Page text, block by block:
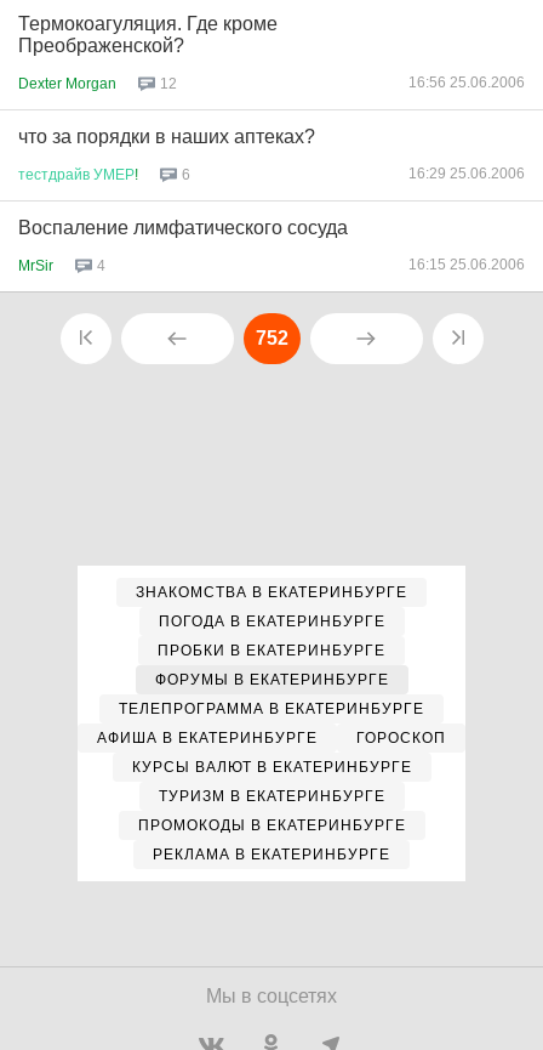
Термокоагуляция. Где кроме
Преображенской?
Dexter Morgan 12 16:56 25.06.2006
что за порядки в наших аптеках?
тестдрайв УМЕР! 6 16:29 25.06.2006
Воспаление лимфатического сосуда
MrSir 4 16:15 25.06.2006
752
ЗНАКОМСТВА В ЕКАТЕРИНБУРГЕ
ПОГОДА В ЕКАТЕРИНБУРГЕ
ПРОБКИ В ЕКАТЕРИНБУРГЕ
ФОРУМЫ В ЕКАТЕРИНБУРГЕ
ТЕЛЕПРОГРАММА В ЕКАТЕРИНБУРГЕ
АФИША В ЕКАТЕРИНБУРГЕ
ГОРОСКОП
КУРСЫ ВАЛЮТ В ЕКАТЕРИНБУРГЕ
ТУРИЗМ В ЕКАТЕРИНБУРГЕ
ПРОМОКОДЫ В ЕКАТЕРИНБУРГЕ
РЕКЛАМА В ЕКАТЕРИНБУРГЕ
Мы в соцсетях